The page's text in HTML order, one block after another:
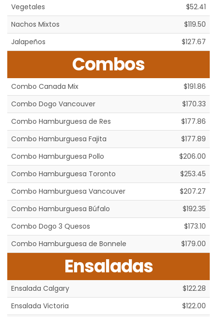
Vegetales
$52.41
Nachos Mixtos
$119.50
Jalapeños
$127.67
Combos
Combo Canada Mix
$191.86
Combo Dogo Vancouver
$170.33
Combo Hamburguesa de Res
$177.86
Combo Hamburguesa Fajita
$177.89
Combo Hamburguesa Pollo
$206.00
Combo Hamburguesa Toronto
$253.45
Combo Hamburguesa Vancouver
$207.27
Combo Hamburguesa Búfalo
$192.35
Combo Dogo 3 Quesos
$173.10
Combo Hamburguesa de Bonnele
$179.00
Ensaladas
Ensalada Calgary
$122.28
Ensalada Victoria
$122.00